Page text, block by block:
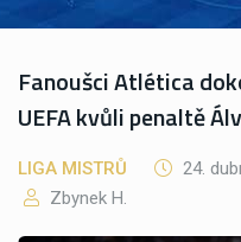
Fanoušci Atlética
UEFA kvůli penaltě
LIGA MISTRŮ 24.
Zbynek H.